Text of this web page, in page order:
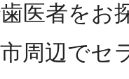
医者をお
周辺でセ